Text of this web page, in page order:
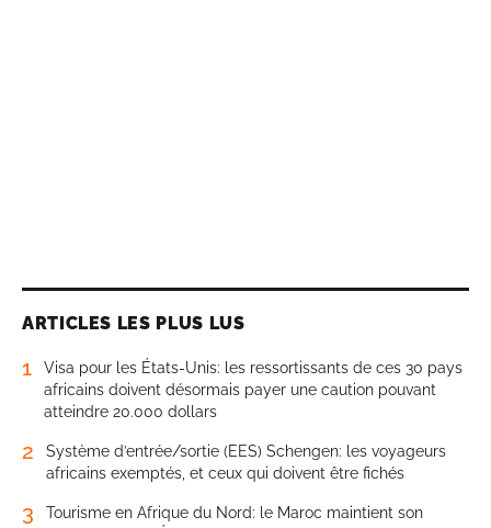
ARTICLES LES PLUS LUS
1
Visa pour les États-Unis: les ressortissants de ces 30 pays
africains doivent désormais payer une caution pouvant
atteindre 20.000 dollars
2
Système d’entrée/sortie (EES) Schengen: les voyageurs
africains exemptés, et ceux qui doivent être fichés
3
Tourisme en Afrique du Nord: le Maroc maintient son